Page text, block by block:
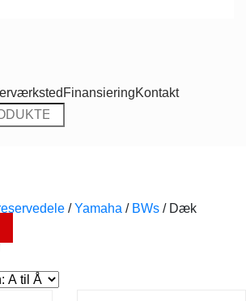
FinansieringKontakt
/ Yamaha / BWs /Dæk